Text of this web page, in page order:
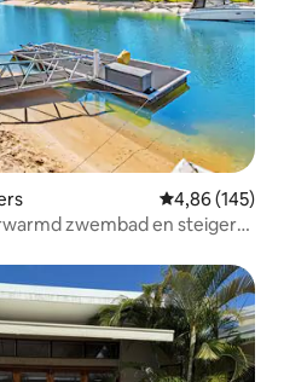
Gemiddelde
4,86 (145)
zwembad en steiger